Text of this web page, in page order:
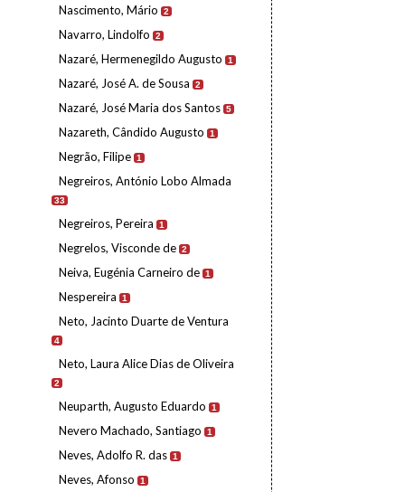
Nascimento, Mário 2
Navarro, Lindolfo 2
Nazaré, Hermenegildo Augusto 1
Nazaré, José A. de Sousa 2
Nazaré, José Maria dos Santos 5
Nazareth, Cândido Augusto 1
Negrão, Filipe 1
Negreiros, António Lobo Almada
33
Negreiros, Pereira 1
Negrelos, Visconde de 2
Neiva, Eugénia Carneiro de 1
Nespereira 1
Neto, Jacinto Duarte de Ventura
4
Neto, Laura Alice Dias de Oliveira
2
Neuparth, Augusto Eduardo 1
Nevero Machado, Santiago 1
Neves, Adolfo R. das 1
Neves, Afonso 1